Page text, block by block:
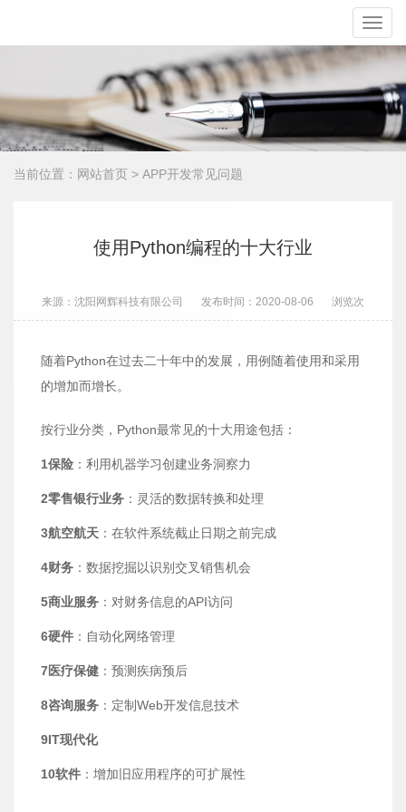
Toggle
当前位置： 网站首页 > APP开发常见问题
使用Python编程的十大行业
来源：沈阳网辉科技有限公司 发布时间：2020-08-06 浏览次
随着Python在过去二十年中的发展，用例随着使用和采用
的增加而增长。
按行业分类，Python最常见的十大用途包括：
1保险 ：利用机器学习创建业务洞察力
2零售银行业务 ：灵活的数据转换和处理
3航空航天 ：在软件系统截止日期之前完成
4财务 ：数据挖掘以识别交叉销售机会
5商业服务 ：对财务信息的API访问
6硬件 ：自动化网络管理
7医疗保健 ：预测疾病预后
8咨询服务 ：定制Web开发信息技术
9IT现代化
10软件 ：增加旧应用程序的可扩展性